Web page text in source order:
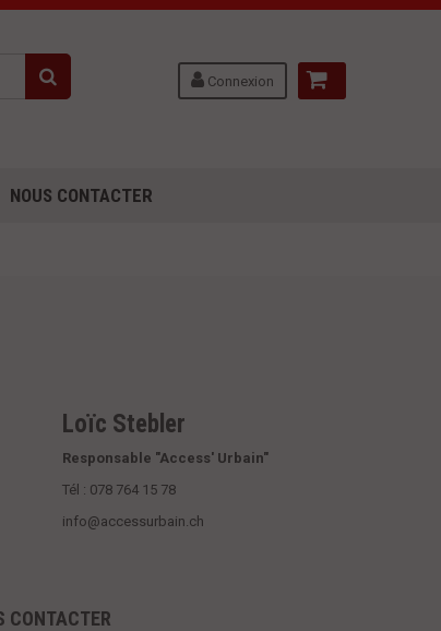
Connexion
NOUS CONTACTER
Loïc Stebler
Responsable "Access' Urbain"
Tél : 078 764 15 78
info@accessurbain.ch
CONTACTER